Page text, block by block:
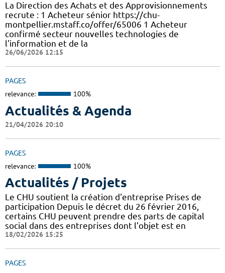
La Direction des Achats et des Approvisionnements
recrute : 1 Acheteur sénior https://chu-
montpellier.mstaff.co/offer/65006 1 Acheteur
confirmé secteur nouvelles technologies de
l'information et de la
26/06/2026 12:15
PAGES
relevance: 100%
Actualités & Agenda
21/04/2026 20:10
PAGES
relevance: 100%
Actualités / Projets
Le CHU soutient la création d'entreprise Prises de
participation Depuis le décret du 26 février 2016,
certains CHU peuvent prendre des parts de capital
social dans des entreprises dont l’objet est en
18/02/2026 15:25
PAGES